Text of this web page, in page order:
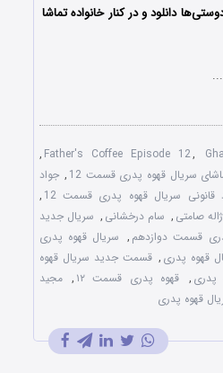
دانلود و در کنار خانواده تماشا
Father's Coffee Episode 12,
,
سریال قهوه پدری قسمت 12 , جواد
قانونی سریال قهوه پدری قسمت 12
,
ژاله صامتی , سام درخشانی , سریال جدید
قسمت دوازدهم , سریال قهوه پدری
, قسمت جدید سریال قهوه
پدری , قهوه پدری قسمت ۱۲ , مجید
قهوه پدری